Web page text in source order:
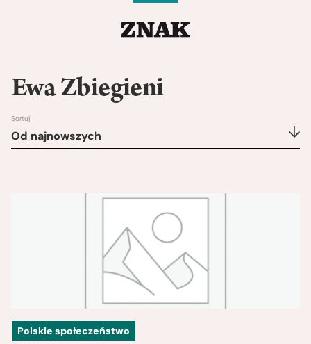
Ewa Zbiegieni
Sortuj
Od najnowszych
Polskie społeczeństwo